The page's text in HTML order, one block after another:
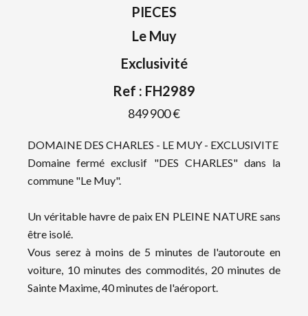
PIECES
Le Muy
Exclusivité
Ref : FH2989
849 900 €
DOMAINE DES CHARLES - LE MUY - EXCLUSIVITE
Domaine fermé exclusif "DES CHARLES" dans la
commune "Le Muy".
Un véritable havre de paix EN PLEINE NATURE sans
être isolé.
Vous serez à moins de 5 minutes de l'autoroute en
voiture, 10 minutes des commodités, 20 minutes de
Sainte Maxime, 40 minutes de l'aéroport.